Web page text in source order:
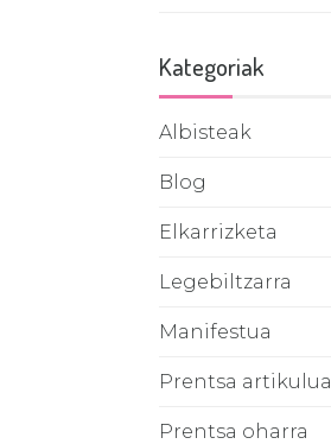
Kategoriak
Albisteak
Blog
Elkarrizketa
Legebiltzarra
Manifestua
Prentsa artikulua
Prentsa oharra